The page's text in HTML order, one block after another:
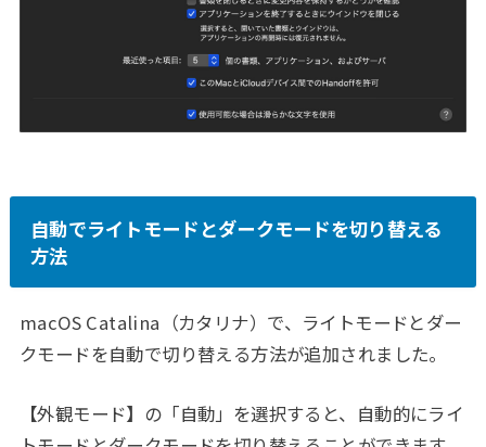
自動でライトモードとダークモードを切り替える
方法
macOS Catalina（カタリナ）で、ライトモードとダー
クモードを自動で切り替える方法が追加されました。
【外観モード】の「自動」を選択すると、自動的にライ